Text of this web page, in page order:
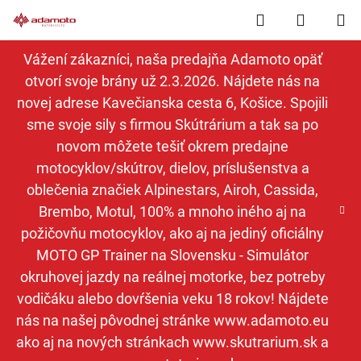
na
obsah
Vážení zákazníci, naša predajňa Adamoto opäť
otvorí svoje brány už 2.3.2026. Nájdete nás na
novej adrese Kavečianska cesta 6, Košice. Spojili
sme svoje sily s firmou Skútrárium a tak sa po
novom môžete tešiť okrem predajne
motocyklov/skútrov, dielov, príslušenstva a
oblečenia značiek Alpinestars, Airoh, Cassida,
Brembo, Motul, 100% a mnoho iného aj na
požičovňu motocyklov, ako aj na jediný oficiálny
MOTO GP Trainer na Slovensku - Simulátor
okruhovej jazdy na reálnej motorke, bez potreby
vodičáku alebo dovŕšenia veku 18 rokov! Nájdete
nás na našej pôvodnej stránke www.adamoto.eu
ako aj na nových stránkach www.skutrarium.sk a
Hľadať
KOŠÍK